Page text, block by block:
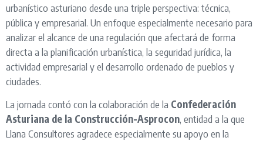
urbanístico asturiano desde una triple perspectiva: técnica,
pública y empresarial. Un enfoque especialmente necesario para
analizar el alcance de una regulación que afectará de forma
directa a la planificación urbanística, la seguridad jurídica, la
actividad empresarial y el desarrollo ordenado de pueblos y
ciudades.
La jornada contó con la colaboración de la Confederación
Asturiana de la Construcción-Asprocon, entidad a la que
Llana Consultores agradece especialmente su apoyo en la